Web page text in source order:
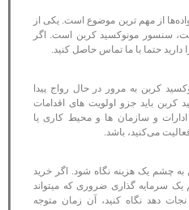
از مهم ترین موضوع است. یکی از
سنسور مونوکسید کربن است. اگر
حتما با ما تماس حاصل کنید.
کربن به مرور در حال رواج پیدا
باید جزو اولویت های اقدامات
و سازمان ها و محیط کاری یا
می‌کنید، باشد.
به چشم یک هزینه نگاه شود. اگر خرید
سرمایه گذاری ضروری که میتواند
دهد نگاه کنید، آن زمان متوجه